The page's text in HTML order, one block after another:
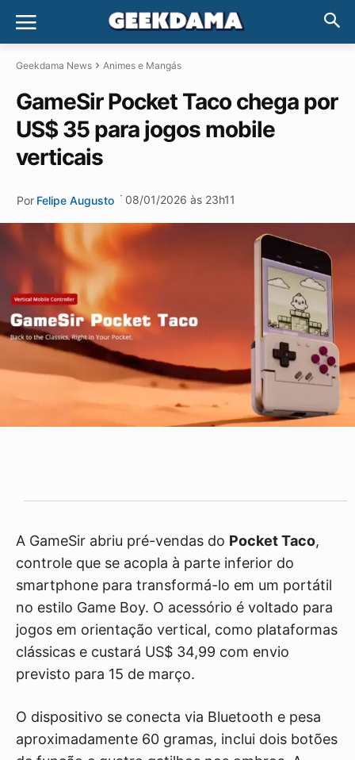
Geekdama News Animes e Mangás
GameSir Pocket Taco chega por
US$ 35 para jogos mobile
verticais
Por Felipe Augusto · 08/01/2026 às 23h11
A GameSir abriu pré-vendas do Pocket Taco,
controle que se acopla à parte inferior do
smartphone para transformá-lo em um portátil
no estilo Game Boy. O acessório é voltado para
jogos em orientação vertical, como plataformas
clássicas e custará US$ 34,99 com envio
previsto para 15 de março.
O dispositivo se conecta via Bluetooth e pesa
aproximadamente 60 gramas, inclui dois botões